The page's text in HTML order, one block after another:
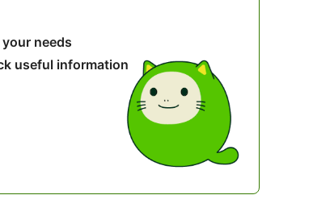
needs
useful information